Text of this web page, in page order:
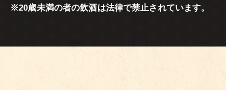
※20歳未満の者の飲酒は法律で禁止されています。